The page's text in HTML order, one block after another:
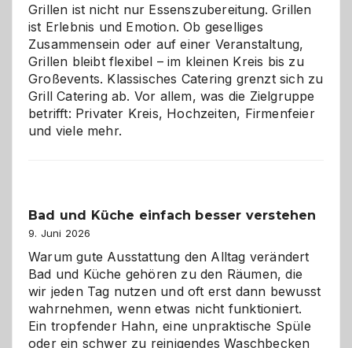
Grillen ist nicht nur Essenszubereitung. Grillen
ist Erlebnis und Emotion. Ob geselliges
Zusammensein oder auf einer Veranstaltung,
Grillen bleibt flexibel – im kleinen Kreis bis zu
Großevents. Klassisches Catering grenzt sich zu
Grill Catering ab. Vor allem, was die Zielgruppe
betrifft: Privater Kreis, Hochzeiten, Firmenfeier
und viele mehr.
Bad und Küche einfach besser verstehen
9. Juni 2026
Warum gute Ausstattung den Alltag verändert
Bad und Küche gehören zu den Räumen, die
wir jeden Tag nutzen und oft erst dann bewusst
wahrnehmen, wenn etwas nicht funktioniert.
Ein tropfender Hahn, eine unpraktische Spüle
oder ein schwer zu reinigendes Waschbecken